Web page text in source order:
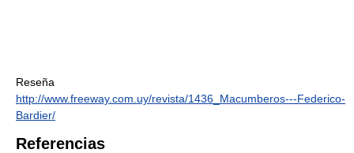
Reseña
http://www.freeway.com.uy/revista/1436_Macumberos---Federico-
Bardier/
Referencias